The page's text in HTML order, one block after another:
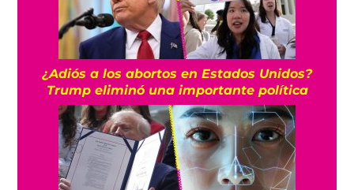
¿Adiós a los abortos en Estados Unidos?
Trump eliminó una importante política